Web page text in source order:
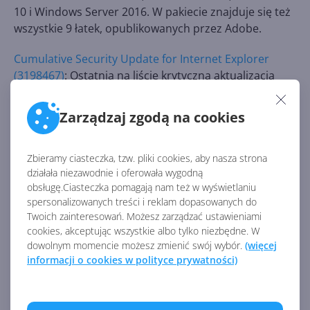
Zarządzaj zgodą na cookies
Zbieramy ciasteczka, tzw. pliki cookies, aby nasza strona
działała niezawodnie i oferowała wygodną
obsługę.Ciasteczka pomagają nam też w wyświetlaniu
spersonalizowanych treści i reklam dopasowanych do
Twoich zainteresowań. Możesz zarządzać ustawieniami
cookies, akceptując wszystkie albo tylko niezbędne. W
dowolnym momencie możesz zmienić swój wybór. (więcej
informacji o cookies w polityce prywatności)
10 i Windows Server 2016. W pakiecie znajduje się też
wszystkie 9 łatek, opublikowanych przez Adobe.
Cumulative Security Update for Internet Explorer
(3198467): Ostatnia na liście krytyczna aktualizacja
zbiorcza przeznaczona jest dla przeglądarki Internet
Explorer. Łatka odpowiada podatności, pozwalającej
na zyskanie uprawnień aktualnego użytkownika przez
spreparowaną stronę. Gdy aktualnym użytkownikiem
był administrator, takie same uprawnienia mógł
zdobyć atakujący.
Źródło:
https://technet.microsoft.com/en-